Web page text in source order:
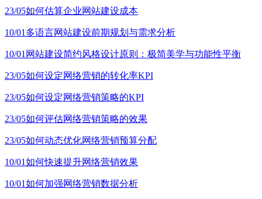
23/05如何估算企业网站建设成本
10/01 多语言网站建设前期规划与需求分析
10/01 网站建设简约风格设计原则：极简美学与功能性平衡
23/05如何设定网络营销的转化率KPI
23/05如何设定网络营销策略的KPI
23/05如何评估网络营销策略的效果
23/05如何动态优化网络营销预算分配
10/01如何快速提升网络营销效果
10/01如何加强网络营销数据分析